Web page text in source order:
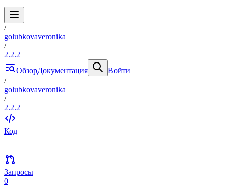
/
golubkovaveronika
/
2.2.2
ОбзорДокументация
Войти
/
golubkovaveronika
/
2.2.2
Код
Запросы
0